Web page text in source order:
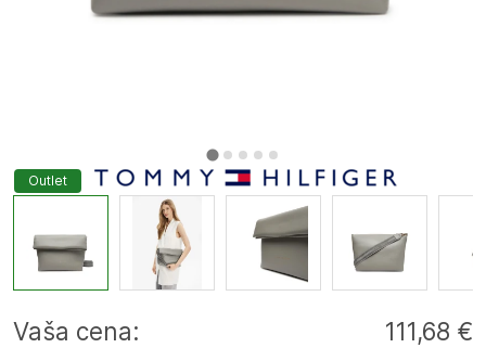
Outlet
Vaša cena: 111,68 €